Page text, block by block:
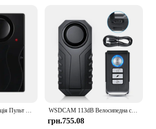
Велосипедна сигналізація Пульт дистанційного керування 113 дБ Бездротовий захист від втрати Нагадування Попередження Датчик сигналізації Водонепроникна мотоциклетна сигналізація Безпека WSDCAM 113dB Велосипедна сигналізація Пульт дистанційного керування Бездротова анти-загублена сигналізація Водонепроникна мотоциклетна сигналізація Літієва батарея 700mAh
грн.755.08